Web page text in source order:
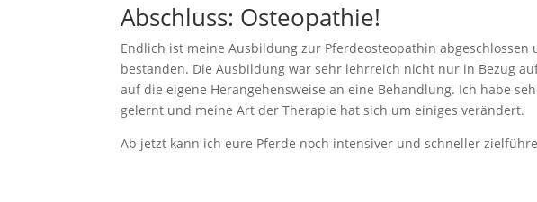
Abschluss: Osteopathie!
Endlich ist meine Ausbildung zur Pferdeosteopathin
bestanden. Die Ausbildung war sehr lehrreich nicht nur in Bezug
auf die eigene Herangehensweise an eine Behandlung. Ich habe
gelernt und meine Art der Therapie hat sich um einiges verändert.
Ab jetzt kann ich eure Pferde noch intensiver und schneller